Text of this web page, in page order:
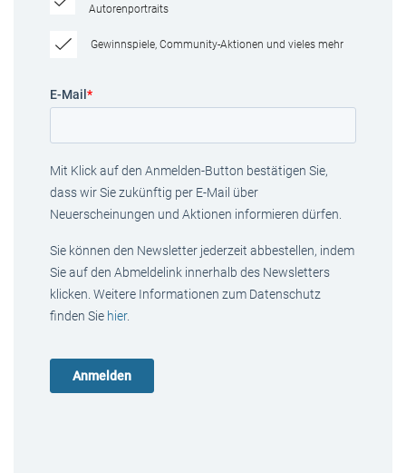
Autorenportraits
Gewinnspiele, Community-Aktionen und vieles mehr
E-Mail *
Mit Klick auf den Anmelden-Button bestätigen Sie,
dass wir Sie zukünftig per E-Mail über
Neuerscheinungen und Aktionen informieren dürfen.
Sie können den Newsletter jederzeit abbestellen, indem
Sie auf den Abmeldelink innerhalb des Newsletters
klicken. Weitere Informationen zum Datenschutz
finden Sie hier.